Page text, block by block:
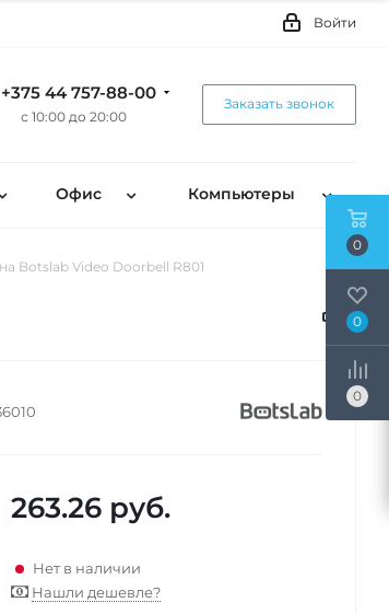
Войти
+375 44 757-88-00
с 10:00 до 20:00
Заказать звонок
Офис Компьютеры
Botslab Video Doorbell R801
263.26 руб.
Нет в наличии
Нашли дешевле?
0
0
0